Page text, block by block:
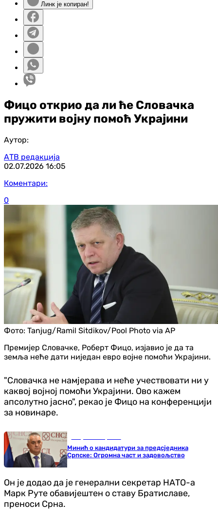
Линк је копиран!
Фицо открио да ли ће Словачка
пружити војну помоћ Украјини
Аутор:
АТВ редакција
02.07.2026 16:05
Коментари:
0
Фото: Tanjug/Ramil Sitdikov/Pool Photo via AP
Премијер Словачке, Роберт Фицо, изјавио је да та
земља неће дати ниједан евро војне помоћи Украјини.
"Словачка не намјерава и неће учествовати ни у
каквој војној помоћи Украјини. Ово кажем
апсолутно јасно", рекао је Фицо на конференцији
за новинаре.
Минић о кандидатури за предсједника
Српске: Огромна част и задовољство
Он је додао да је генерални секретар НАТО-а
Марк Руте обавијештен о ставу Братиславе,
преноси Срна.